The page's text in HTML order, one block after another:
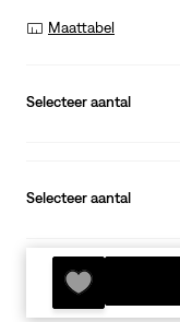
Maattabel
Selecteer aantal
Selecteer aantal